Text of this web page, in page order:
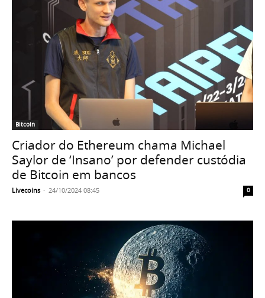
Bitcoin
Criador do Ethereum chama Michael
Saylor de ‘Insano’ por defender custódia
de Bitcoin em bancos
Livecoins - 24/10/2024 08:45 0